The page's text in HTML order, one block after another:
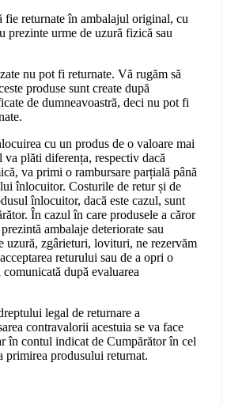
fie returnate în ambalajul original, cu
prezinte urme de uzură fizică sau
nu pot fi returnate. Vă rugăm să
produse sunt create după
de dumneavoastră, deci nu pot fi
cu un produs de o valoare mai
va plăti diferența, respectiv dacă
va primi o rambursare parțială până
înlocuitor. Costurile de retur și de
înlocuitor, dacă este cazul, sunt
În cazul în care produsele a căror
ambalaje deteriorate sau
uzură, zgârieturi, lovituri, ne rezervăm
returului sau de a opri o
după evaluarea
legal de returnare a
contravalorii acestuia se va face
în contul indicat de Cumpărător în cel
primirea produsului returnat.